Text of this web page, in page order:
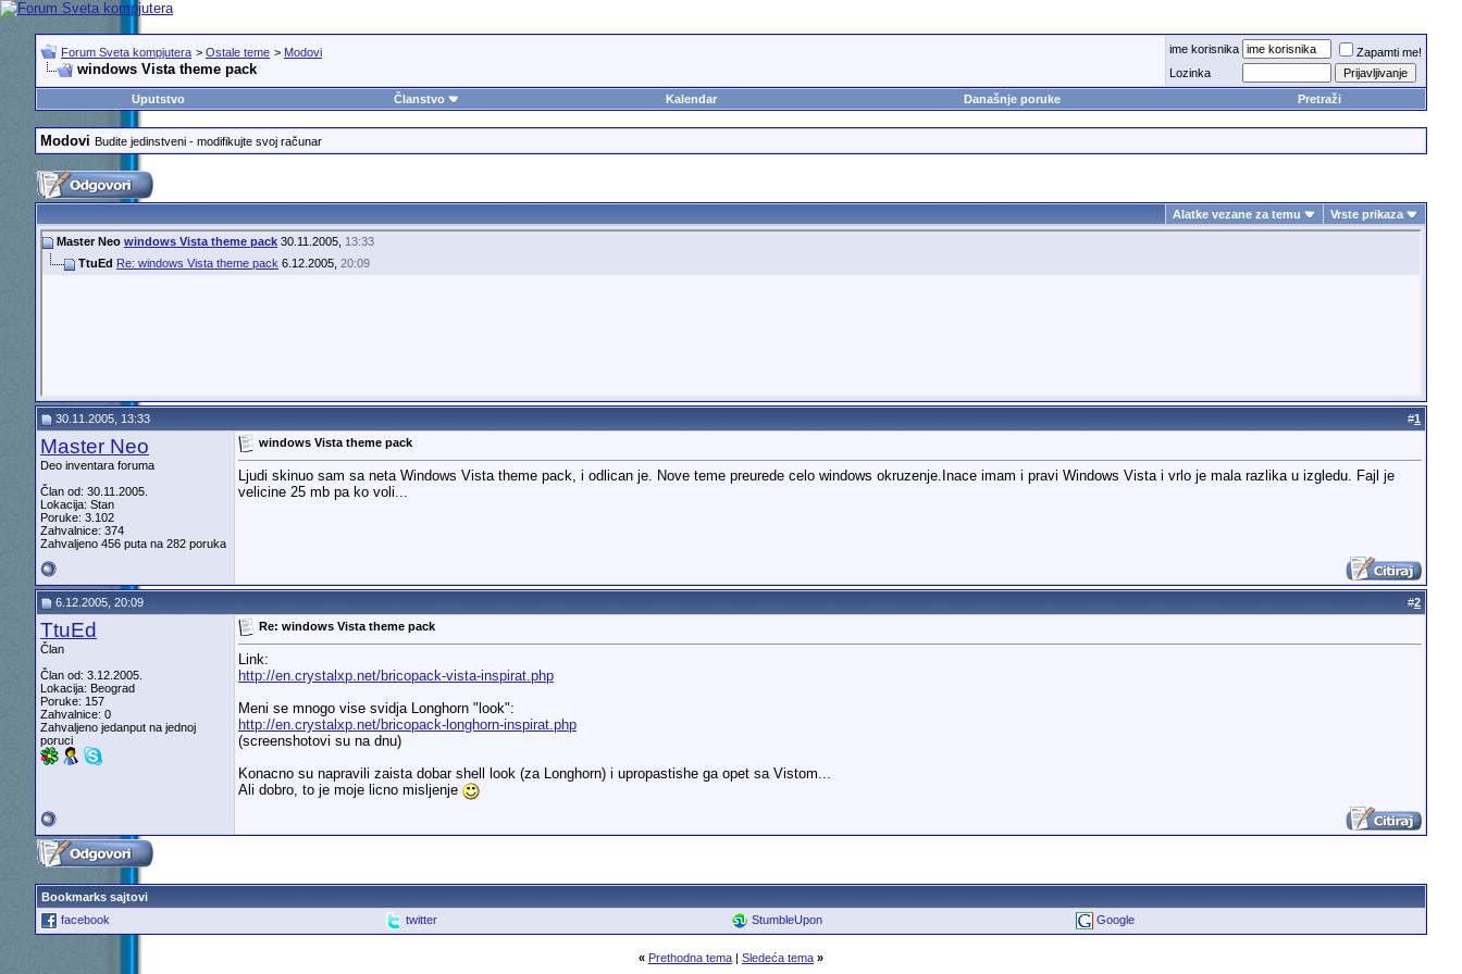
Forum Sveta kompjutera > Ostale teme > Modovi
windows Vista theme pack
ime korisnika
Zapamti me!
Lozinka
Uputstvo
Članstvo Kalendar Današnje poruke Pretraži
Modovi Budite jedinstveni - modifikujte svoj računar
Alatke vezane za temu Vrste prikaza
Master Neo windows Vista theme pack30.11.2005, 13:33
TtuEd Re: windows Vista theme pack 6.12.2005, 20:09
30.11.2005, 13:33 #1
Master Neo
Deo inventara foruma
Član od: 30.11.2005.
Lokacija: Stan
Poruke: 3.102
Zahvalnice: 374
Zahvaljeno 456 puta na 282 poruka
windows Vista theme pack
Ljudi skinuo sam sa neta Windows Vista theme pack, i odlican je. Nove teme preurede celo windows okruzenje.Inace imam i pravi Windows Vista i vrlo je mala razlika u izgledu. Fajl je
velicine 25 mb pa ko voli...
6.12.2005, 20:09 #2
TtuEd
Član
Član od: 3.12.2005.
Lokacija: Beograd
Poruke: 157
Zahvalnice: 0
Zahvaljeno jedanput na jednoj
poruci
Re: windows Vista theme pack
Link:
http://en.crystalxp.net/bricopack-vista-inspirat.php
Meni se mnogo vise svidja Longhorn "look":
http://en.crystalxp.net/bricopack-longhorn-inspirat.php
(screenshotovi su na dnu)
Konacno su napravili zaista dobar shell look (za Longhorn) i upropastishe ga opet sa Vistom...
Ali dobro, to je moje licno misljenje
Bookmarks sajtovi
facebook
twitter StumbleUpon Google
« Prethodna tema| Sledeća tema »